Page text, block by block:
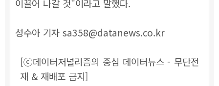
이끌어 나갈 것"이라고 말했다.
성수아 기자 sa358@datanews.co.kr
[ⓒ데이터저널리즘의 중심 데이터뉴스 - 무단전
재 & 재배포 금지]